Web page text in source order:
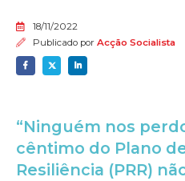
18/11/2022
Publicado por Acção Socialista
“Ninguém nos
cêntimo do Plano
Resiliência (PRR)